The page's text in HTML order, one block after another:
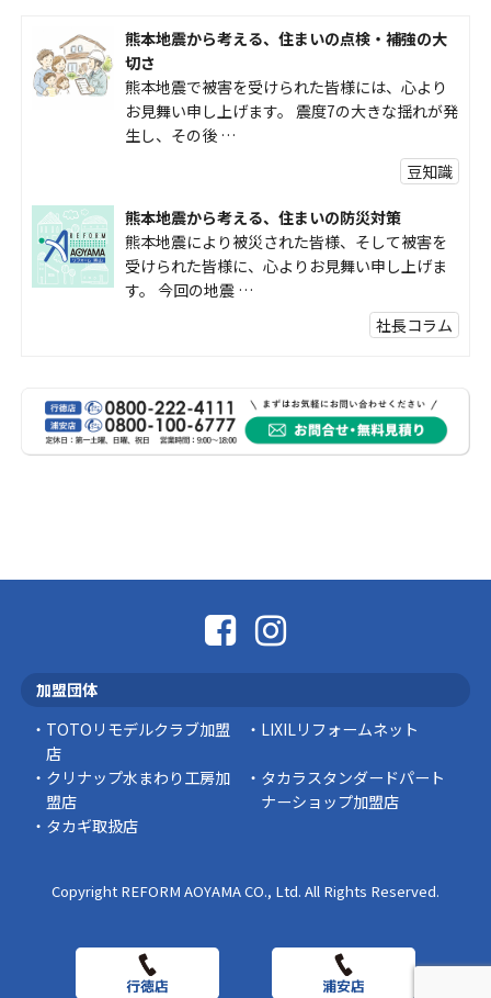
熊本地震から考える、住まいの点検・補強の大
切さ
熊本地震で被害を受けられた皆様には、心より
お見舞い申し上げます。 震度7の大きな揺れが発
生し、その後 …
豆知識
熊本地震から考える、住まいの防災対策
熊本地震により被災された皆様、そして被害を
受けられた皆様に、心よりお見舞い申し上げま
す。 今回の地震 …
社長コラム
外壁の色あせやひび割れが気になり始めると、
「そろそろ塗り替えが必要かな？」 「訪問営業
に勧められた …
中にインターホンが鳴っていた… 宅配便を受 …
加盟団体
TOTOリモデルクラブ加盟
店
LIXILリフォームネット
クリナップ水まわり工房加
盟店
タカラスタンダードパート
ナーショップ加盟店
タカギ取扱店
Copyright REFORM AOYAMA CO., Ltd. All Rights Reserved.